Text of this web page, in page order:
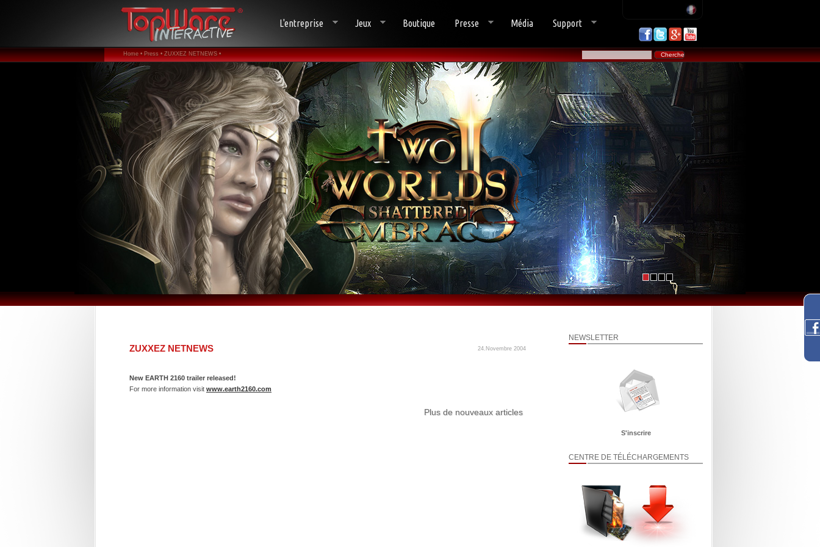
L'entreprise Jeux Boutique Presse Média Support
Home • Press • ZUXXEZ NETNEWS •
24.Novembre 2004
ZUXXEZ NETNEWS
New EARTH 2160 trailer released!
For more information visit www.earth2160.com
Plus de nouveaux articles
NEWSLETTER
S'inscrire
CENTRE DE TÉLÉCHARGEMENTS